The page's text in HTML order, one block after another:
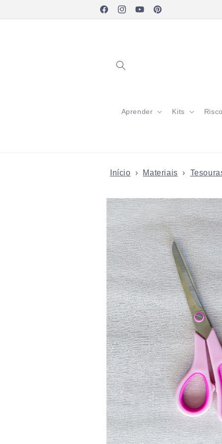
conteúdo
FacebookInstagramYouTubePinterest
Aprender Kits
Início › Materiais ›
as
informações
do produto